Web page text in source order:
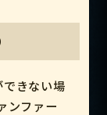
きない場
ンファー